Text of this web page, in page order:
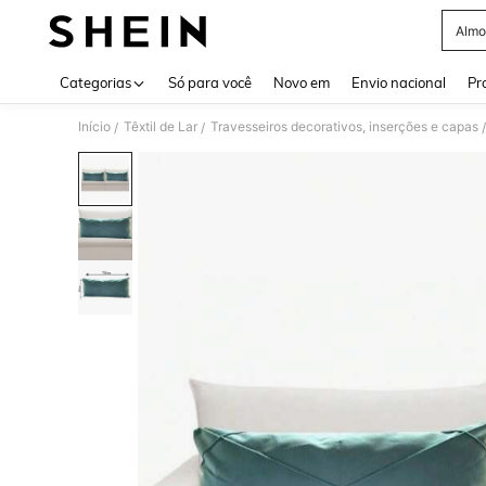
Categorias Só para você Novo em Envio nacional
Início / Têxtil de Lar / Travesseiros decorativos, inserções e capas /